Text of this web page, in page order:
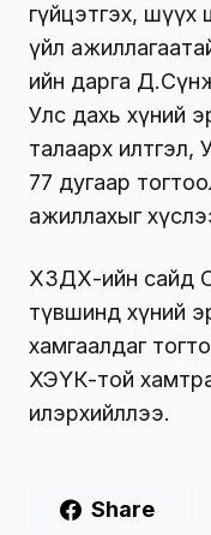
гүйцэтгэх, шүүх
үйл
ийн дарга
Улс дахь хүний
талаарх
77 дугаар
ажиллахыг
ХЗДХ-ийн сайд
түвшинд хүний
хамгаалдаг
ХЭҮК-той
илэрхийллээ.
Share